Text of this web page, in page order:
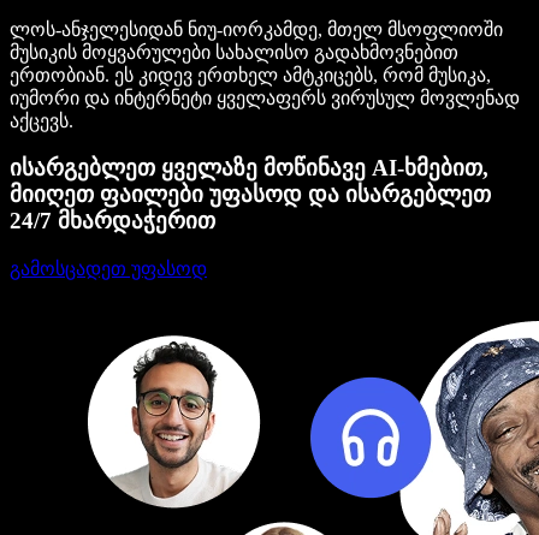
ლოს-ანჯელესიდან ნიუ-იორკამდე, მთელ მსოფლიოში
მუსიკის მოყვარულები სახალისო გადახმოვნებით
ერთობიან. ეს კიდევ ერთხელ ამტკიცებს, რომ მუსიკა,
იუმორი და ინტერნეტი ყველაფერს ვირუსულ მოვლენად
აქცევს.
ისარგებლეთ ყველაზე მოწინავე AI-ხმებით,
მიიღეთ ფაილები უფასოდ და ისარგებლეთ
24/7 მხარდაჭერით
გამოსცადეთ უფასოდ